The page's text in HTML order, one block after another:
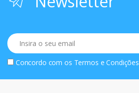
Email
Concordo com os Termos e Condições